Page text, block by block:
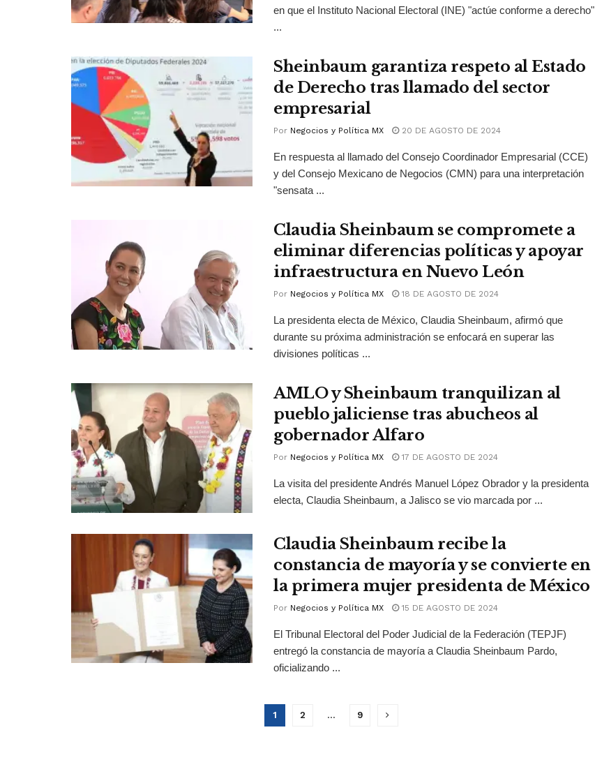
en que el Instituto Nacional Electoral (INE) "actúe conforme a derecho"
...
Sheinbaum garantiza respeto al Estado
de Derecho tras llamado del sector
empresarial
Por Negocios y Política MX 20 DE AGOSTO DE 2024
En respuesta al llamado del Consejo Coordinador Empresarial (CCE)
y del Consejo Mexicano de Negocios (CMN) para una interpretación
"sensata ...
Claudia Sheinbaum se compromete a
eliminar diferencias políticas y apoyar
infraestructura en Nuevo León
Por Negocios y Política MX 18 DE AGOSTO DE 2024
La presidenta electa de México, Claudia Sheinbaum, afirmó que
durante su próxima administración se enfocará en superar las
divisiones políticas ...
AMLO y Sheinbaum tranquilizan al
pueblo jaliciense tras abucheos al
gobernador Alfaro
Por Negocios y Política MX 17 DE AGOSTO DE 2024
La visita del presidente Andrés Manuel López Obrador y la presidenta
electa, Claudia Sheinbaum, a Jalisco se vio marcada por ...
Claudia Sheinbaum recibe la
constancia de mayoría y se convierte en
la primera mujer presidenta de México
Por Negocios y Política MX 15 DE AGOSTO DE 2024
El Tribunal Electoral del Poder Judicial de la Federación (TEPJF)
entregó la constancia de mayoría a Claudia Sheinbaum Pardo,
oficializando ...
1 2 … 9